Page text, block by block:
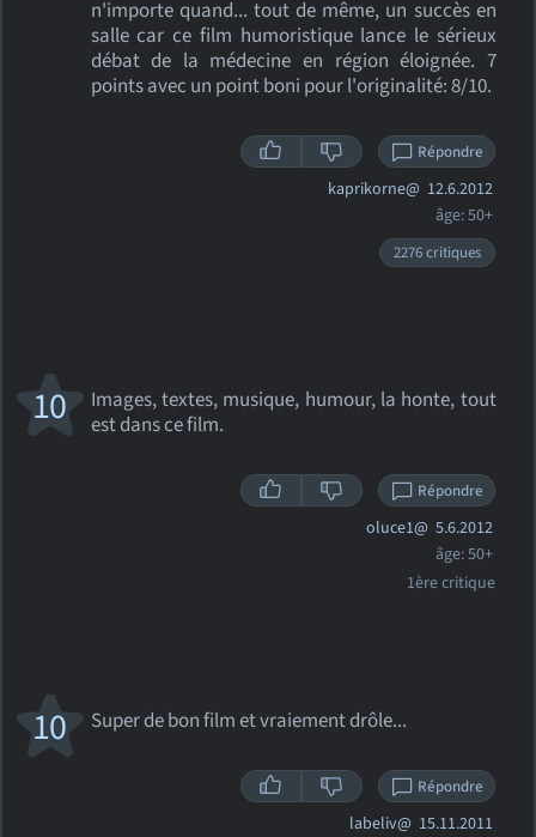
n'importe quand... tout de même, un succès en
salle car ce film humoristique lance le sérieux
débat de la médecine en région éloignée. 7
points avec un point boni pour l'originalité: 8/10.
Répondre
kaprikorne@ 12.6.2012
âge: 50+
2276 critiques
Images, textes, musique, humour, la honte, tout
est dans ce film.
10
Répondre
oluce1@ 5.6.2012
âge: 50+
1ère critique
Super de bon film et vraiement drôle...
10
Répondre
labeliv@ 15.11.2011